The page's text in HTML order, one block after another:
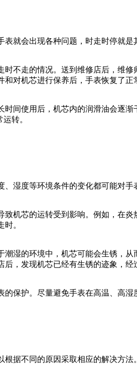
就会出现各种问题，时走时停就
不走的情况。送到维修店后，维
对机芯进行保养后，手表恢复了正
时间使用后，机芯内的润滑油会逐
转。
湿度等环境条件的变化都可能对手
机芯的运转受到影响。例如，在
。
湿的环境中，机芯可能会生锈，
，发现机芯已经有生锈的迹象，经
保护。尽量避免手表在高温、高
据不同的原因采取相应的解决方法。